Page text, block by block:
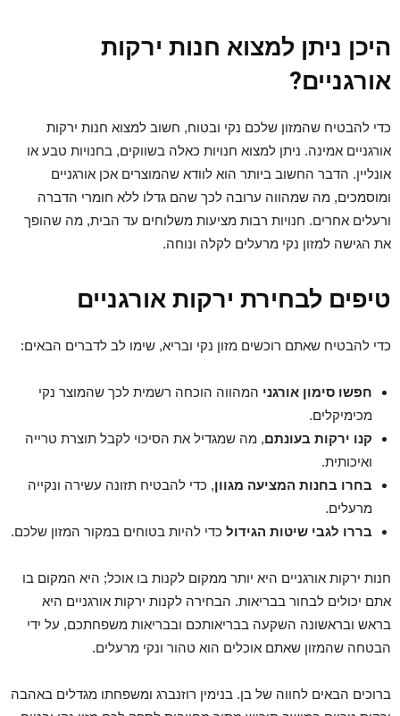
היכן ניתן למצוא חנות ירקות
אורגניים?
כדי להבטיח שהמזון שלכם נקי ובטוח, חשוב למצוא חנות ירקות
אורגניים אמינה. ניתן למצוא חנויות כאלה בשווקים, בחנויות טבע או
אונליין. הדבר החשוב ביותר הוא לוודא שהמוצרים אכן אורגניים
ומוסמכים, מה שמהווה ערובה לכך שהם גדלו ללא חומרי הדברה
ורעלים אחרים. חנויות רבות מציעות משלוחים עד הבית, מה שהופך
את הגישה למזון נקי מרעלים לקלה ונוחה.
טיפים לבחירת ירקות אורגניים
כדי להבטיח שאתם רוכשים מזון נקי ובריא, שימו לב לדברים הבאים:
חפשו סימון אורגני המהווה הוכחה רשמית לכך שהמוצר נקי
מכימיקלים.
קנו ירקות בעונתם, מה שמגדיל את הסיכוי לקבל תוצרת טרייה
ואיכותית.
בחרו בחנות המציעה מגוון, כדי להבטיח תזונה עשירה ונקייה
מרעלים.
בררו לגבי שיטות הגידול כדי להיות בטוחים במקור המזון שלכם.
חנות ירקות אורגניים היא יותר ממקום לקנות בו אוכל; היא המקום בו
אתם יכולים לבחור בבריאות. הבחירה לקנות ירקות אורגניים היא
בראש ובראשונה השקעה בבריאותכם ובבריאות משפחתכם, על ידי
הבטחה שהמזון שאתם אוכלים הוא טהור ונקי מרעלים.
ברוכים הבאים לחווה של בן. בנימין רוזנברג ומשפחתו מגדלים באהבה